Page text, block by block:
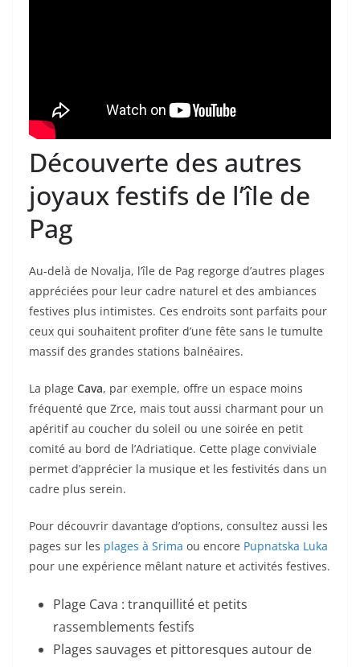
Découverte des autres
joyaux festifs de l’île de
Pag
Au-delà de Novalja, l’île de Pag regorge d’autres plages
appréciées pour leur cadre naturel et des ambiances
festives plus intimistes. Ces endroits sont parfaits pour
ceux qui souhaitent profiter d’une fête sans le tumulte
massif des grandes stations balnéaires.
La plage Cava, par exemple, offre un espace moins
fréquenté que Zrce, mais tout aussi charmant pour un
apéritif au coucher du soleil ou une soirée en petit
comité au bord de l’Adriatique. Cette plage conviviale
permet d’apprécier la musique et les festivités dans un
cadre plus serein.
Pour découvrir davantage d’options, consultez aussi les
pages sur les plages à Srima ou encore Pupnatska Luka
pour une expérience mêlant nature et activités festives.
Plage Cava : tranquillité et petits
rassemblements festifs
Plages sauvages et pittoresques autour de